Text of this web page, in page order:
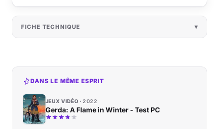
FICHE TECHNIQUE
DANS LE MÊME ESPRIT
JEUX VIDÉO 2022
Gerda: A Flame in Winter - Test PC